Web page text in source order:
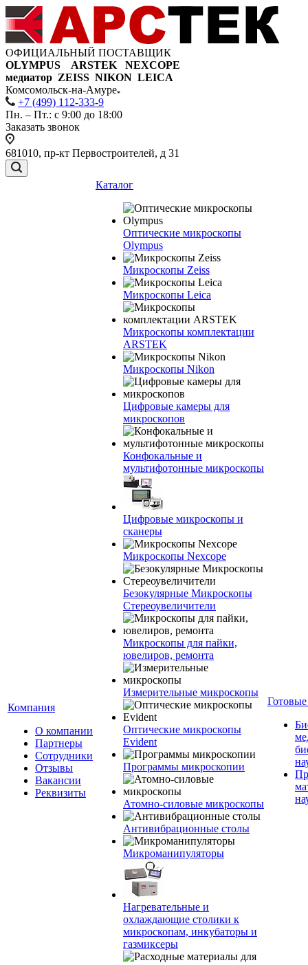
ОФИЦИАЛЬНЫЙ ПОСТАВЩИК
OLYMPUS ARSTEK NEXCOPE
медиатор ZEISS NIKON LEICA
Комсомольск-на-Амуре
+7 (499) 112-333-9
Пн. – Пт.: с 9:00 до 18:00
Заказать звонок
681010, пр-кт Первостроителей, д 31
Компания
О компании
Партнеры
Сотрудники
Отзывы
Вакансии
Реквизиты
Каталог
Оптические микроскопы
Olympus
Микроскопы Zeiss
Микроскопы Leica
Микроскопы комплектации
ARSTEK
Микроскопы Nikon
Цифровые камеры для
микроскопов
Конфокальные и
мультифотонные микроскопы
Цифровые микроскопы и
сканеры
Микроскопы Nexcope
Безокулярные Микроскопы
Стереоувеличители
Микроскопы для пайки,
ювелиров, ремонта
Измерительные микроскопы
Оптические микроскопы
Evident
Программы микроскопии
Атомно-силовые микроскопы
Антивибрационные столы
Микроманипуляторы
Нагревательные и
охлаждающие столики к
микроскопам, инкубаторы и
газмиксеры